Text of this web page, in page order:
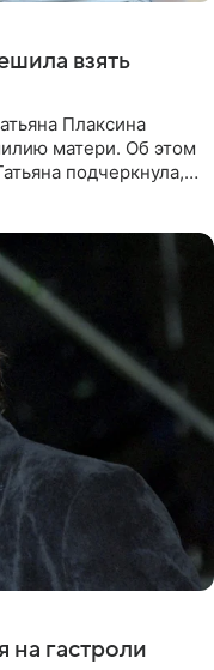
взять
Плаксина
матери. Об этом
подчеркнула,
на гастроли